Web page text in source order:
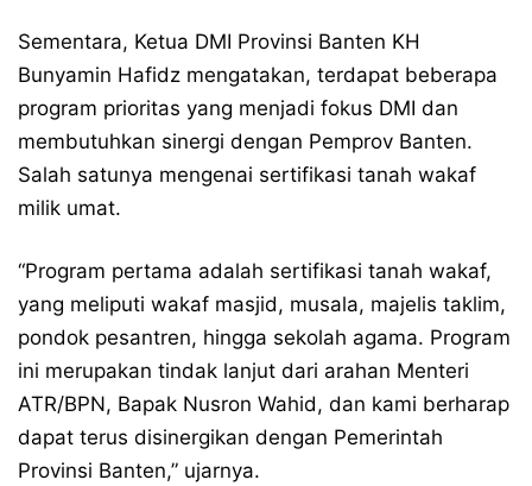
Sementara, Ketua DMI Provinsi Banten KH
Bunyamin Hafidz mengatakan, terdapat beberapa
program prioritas yang menjadi fokus DMI dan
membutuhkan sinergi dengan Pemprov Banten.
Salah satunya mengenai sertifikasi tanah wakaf
milik umat.
“Program pertama adalah sertifikasi tanah wakaf,
yang meliputi wakaf masjid, musala, majelis taklim,
pondok pesantren, hingga sekolah agama. Program
ini merupakan tindak lanjut dari arahan Menteri
ATR/BPN, Bapak Nusron Wahid, dan kami berharap
dapat terus disinergikan dengan Pemerintah
Provinsi Banten,” ujarnya.